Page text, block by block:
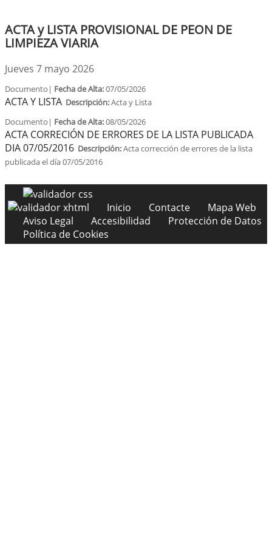
ACTA y LISTA PROVISIONAL DE PEON DE
LIMPIEZA VIARIA
Jueves 7 mayo 2026
Documento| Fecha de Alta:07/05/2026
ACTA Y LISTA Descripción:Acta y Lista
Documento| Fecha de Alta:08/05/2026
ACTA CORRECIÓN DE ERRORES DE LA LISTA PUBLICADA
DIA 07/05/2016 Descripción:Acta corrección de errores de la lista
publicada el día 07/05/2016
Inicio Contacte
Mapa Web
Aviso Legal
Accesibilidad
Protección de Datos
Política de Cookies